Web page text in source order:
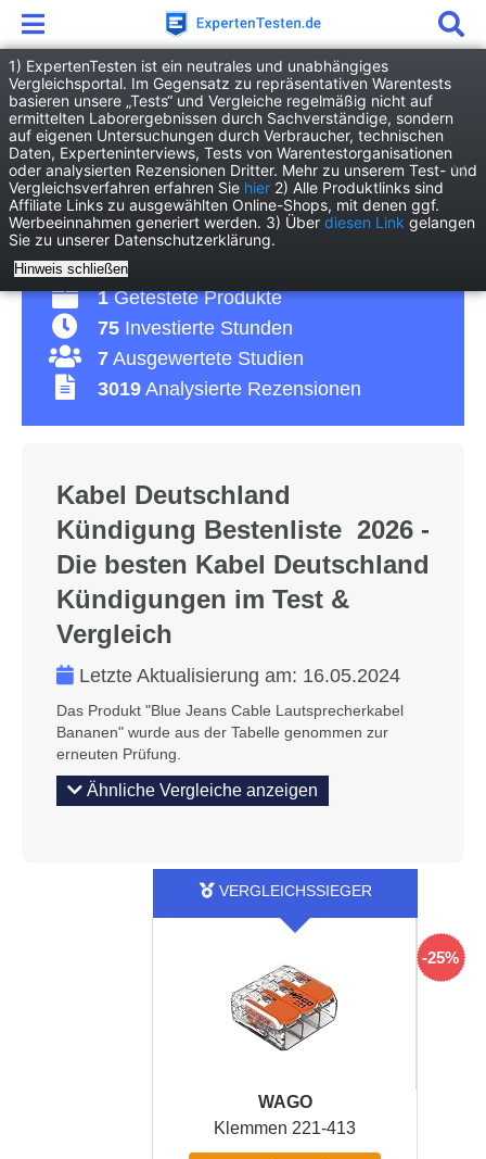
Haushalt
Kündigungen
Kabel Deutschland Kündigung
Kabel Deutschland
Kündigung – so geht’s!
1 Getestete Produkte
75 Investierte Stunden
7 Ausgewertete Studien
3019 Analysierte Rezensionen
Kabel Deutschland
Kündigung Bestenliste 2026 -
Die besten Kabel Deutschland
Kündigungen im Test &
Vergleich
Letzte Aktualisierung am: 16.05.2024
Das Produkt "Blue Jeans Cable Lautsprecherkabel
Bananen" wurde aus der Tabelle genommen zur
erneuten Prüfung.
Ähnliche Vergleiche anzeigen
-25%
WAGO
Klemmen 221-413
1) ExpertenTesten ist ein neutrales und unabhängiges
Vergleichsportal. Im Gegensatz zu repräsentativen Warentests
basieren unsere „Tests“ und Vergleiche regelmäßig nicht auf
ermittelten Laborergebnissen durch Sachverständige, sondern
auf eigenen Untersuchungen durch Verbraucher, technischen
Daten, Experteninterviews, Tests von Warentestorganisationen
oder analysierten Rezensionen Dritter. Mehr zu unserem Test- und
Vergleichsverfahren erfahren Sie hier 2) Alle Produktlinks sind
Affiliate Links zu ausgewählten Online-Shops, mit denen ggf.
Werbeeinnahmen generiert werden. 3) Über diesen Link gelangen
Sie zu unserer Datenschutzerklärung.
Hinweis schließen